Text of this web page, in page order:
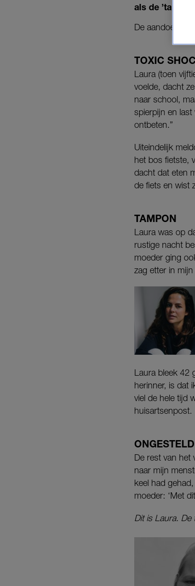
als de
De aandoening
TOXIC
Laura (toen
voelde, dacht
naar school,
spierpijn en
ontbeten.”
Uiteindelijk
het bos fietste,
dacht dat eten
de fiets en wist
TAMPON
Laura was op
rustige nacht
moeder ging
zag etter in
Laura bleek 42
herinner, is dat
viel de hele tijd
huisartsenpost.
ONGESTELD
De rest van het
naar mijn
keel had
moeder: ‘Met
Dit is Laura. De